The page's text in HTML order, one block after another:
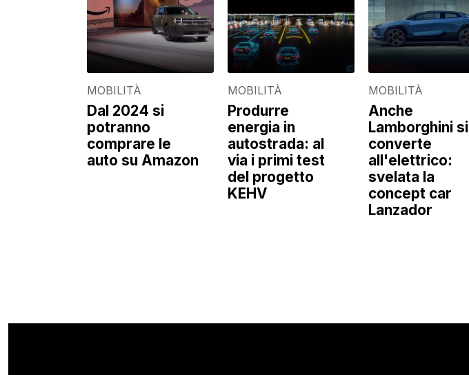
MOBILITÀ
Dal 2024 si
potranno
comprare le
auto su Amazon
MOBILITÀ
Produrre
energia in
autostrada: al
via i primi test
del progetto
KEHV
MOBILITÀ
Anche
Lamborghini si
converte
all'elettrico:
svelata la
concept car
Lanzador